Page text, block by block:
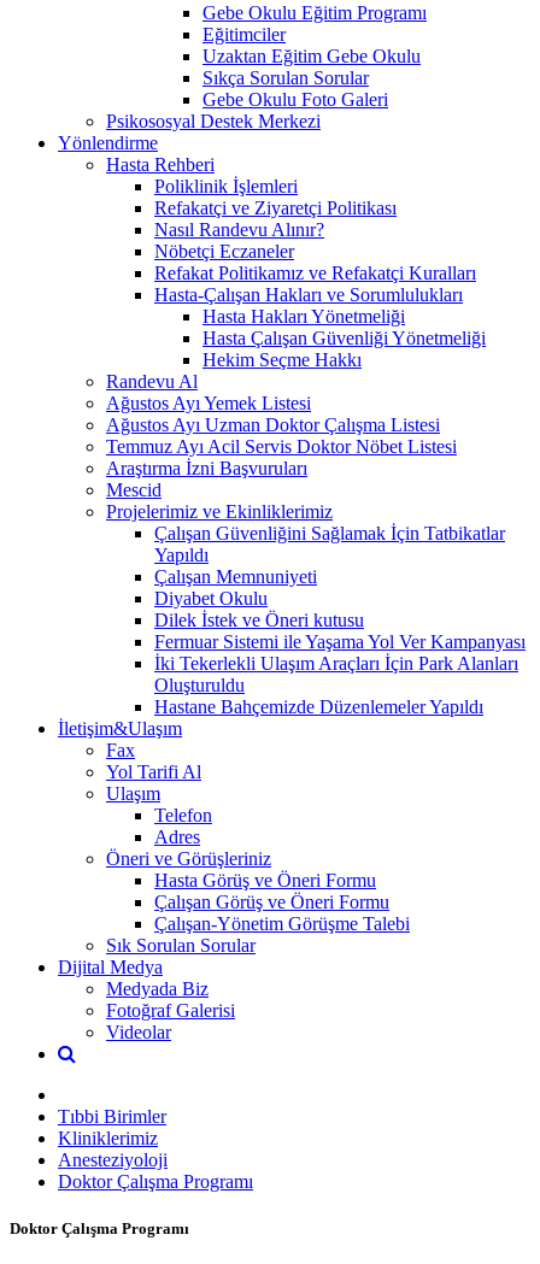
Gebe Okulu Eğitim Programı
Eğitimciler
Uzaktan Eğitim Gebe Okulu
Sıkça Sorulan Sorular
Gebe Okulu Foto Galeri
Psikososyal Destek Merkezi
Yönlendirme
Hasta Rehberi
Poliklinik İşlemleri
Refakatçi ve Ziyaretçi Politikası
Nasıl Randevu Alınır?
Nöbetçi Eczaneler
Refakat Politikamız ve Refakatçi Kuralları
Hasta-Çalışan Hakları ve Sorumlulukları
Hasta Hakları Yönetmeliği
Hasta Çalışan Güvenliği Yönetmeliği
Hekim Seçme Hakkı
Randevu Al
Ağustos Ayı Yemek Listesi
Ağustos Ayı Uzman Doktor Çalışma Listesi
Temmuz Ayı Acil Servis Doktor Nöbet Listesi
Araştırma İzni Başvuruları
Mescid
Projelerimiz ve Ekinliklerimiz
Çalışan Güvenliğini Sağlamak İçin Tatbikatlar
Yapıldı
Çalışan Memnuniyeti
Diyabet Okulu
Dilek İstek ve Öneri kutusu
Fermuar Sistemi ile Yaşama Yol Ver Kampanyası
İki Tekerlekli Ulaşım Araçları İçin Park Alanları
Oluşturuldu
Hastane Bahçemizde Düzenlemeler Yapıldı
İletişim&Ulaşım
Fax
Yol Tarifi Al
Ulaşım
Telefon
Adres
Öneri ve Görüşleriniz
Hasta Görüş ve Öneri Formu
Çalışan Görüş ve Öneri Formu
Çalışan-Yönetim Görüşme Talebi
Sık Sorulan Sorular
Dijital Medya
Medyada Biz
Fotoğraf Galerisi
Videolar
Tıbbi Birimler
Kliniklerimiz
Anesteziyoloji
Doktor Çalışma Programı
Doktor Çalışma Programı